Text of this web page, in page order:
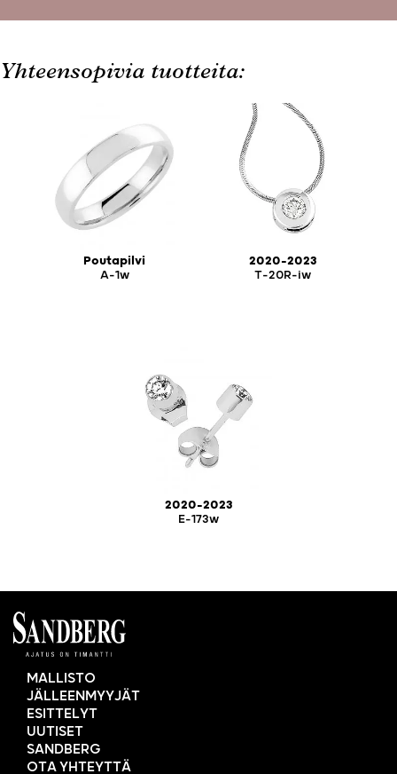
Yhteensopivia tuotteita:
Poutapilvi
A-1w
2020-2023
T-20R-iw
2020-2023
E-173w
MALLISTO
JÄLLEENMYYJÄT
ESITTELYT
UUTISET
SANDBERG
OTA YHTEYTTÄ